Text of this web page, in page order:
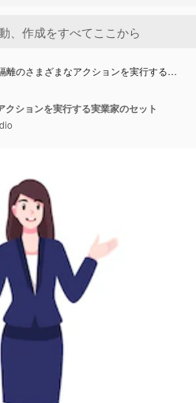
離のさまざまなアクションを実行する…
クションを実行する実業家のセット